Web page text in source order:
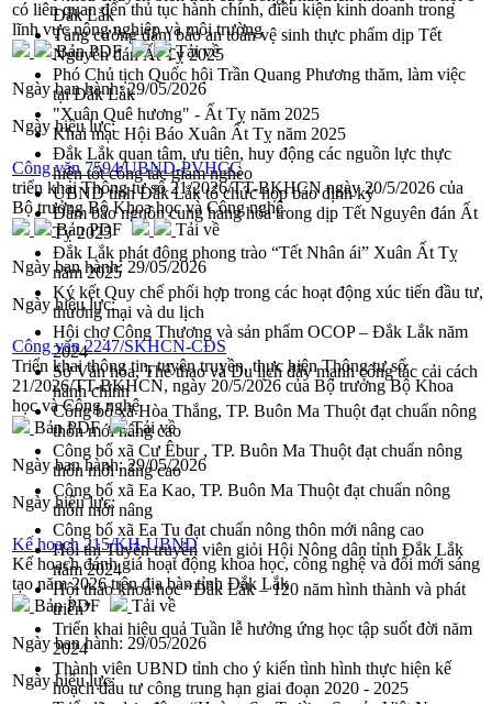
Đắk Lắk
Tăng cường đảm bảo an toàn vệ sinh thực phẩm dịp Tết
Nguyên đán Ất Tỵ 2025
Phó Chủ tịch Quốc hội Trần Quang Phương thăm, làm việc
tại Đắk Lắk
"Xuân Quê hương" - Ất Tỵ năm 2025
Khai mạc Hội Báo Xuân Ất Tỵ năm 2025
Đắk Lắk quan tâm, ưu tiên, huy động các nguồn lực thực
hiện tốt công tác giảm nghèo
UBND tỉnh Đắk Lắk tổ chức họp báo định kỳ
Đảm bảo nguồn cung hàng hóa trong dịp Tết Nguyên đán Ất
Tỵ 2025
Đắk Lắk phát động phong trào “Tết Nhân ái” Xuân Ất Tỵ
năm 2025
Ký kết Quy chế phối hợp trong các hoạt động xúc tiến đầu tư,
thương mại và du lịch
Hội chợ Công Thương và sản phẩm OCOP – Đắk Lắk năm
2024
Sở Văn hóa, Thể thao và Du lịch đẩy mạnh công tác cải cách
hành chính
Công bố xã Hòa Thắng, TP. Buôn Ma Thuột đạt chuẩn nông
thôn mới nâng cao
Công bố xã Cư Êbur , TP. Buôn Ma Thuột đạt chuẩn nông
thôn mới nâng cao
Công bố xã Ea Kao, TP. Buôn Ma Thuột đạt chuẩn nông
thôn mới nâng
Công bố xã Ea Tu đạt chuẩn nông thôn mới nâng cao
Hội thi Tuyên truyền viên giỏi Hội Nông dân tỉnh Đắk Lắk
năm 2024
Hội thảo khoa học “Đắk Lắk – 120 năm hình thành và phát
triển”
Triển khai hiệu quả Tuần lễ hưởng ứng học tập suốt đời năm
2024
Thành viên UBND tỉnh cho ý kiến tình hình thực hiện kế
hoạch đầu tư công trung hạn giai đoạn 2020 - 2025
có liên quan đến thủ tục hành chính, điều kiện kinh doanh trong
lĩnh vực nông nghiệp và môi trường
Bản PDF
Tải về
Ngày ban hành:29/05/2026
Ngày hiệu lực:
Công văn 7594/UBND-PVHCC
triển khai Thông tư số 21/2026/TT-BKHCN ngày 20/5/2026 của
Bộ trưởng Bộ Khoa học và Công nghệ
Bản PDF
Tải về
Ngày ban hành: 29/05/2026
Ngày hiệu lực:
Công văn 2247/SKHCN-CĐS
Triển khai thông tin, tuyên truyền, thực hiện Thông tư số
21/2026/TT-BKHCN, ngày 20/5/2026 của Bộ trưởng Bộ Khoa
học và Công nghệ
Bản PDF
Tải về
Ngày ban hành:29/05/2026
Ngày hiệu lực:
Kế hoạch 215/KH-UBND
Kế hoạch đánh giá hoạt động khoa học, công nghệ và đổi mới sáng
tạo năm 2026 trên địa bàn tỉnh Đắk Lắk
Bản PDF
Tải về
Ngày ban hành: 29/05/2026
Ngày hiệu lực: